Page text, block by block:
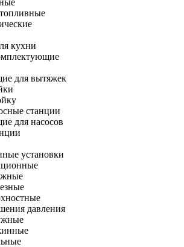
кухни
для вытяжек
станции
для насосов
установки
давления